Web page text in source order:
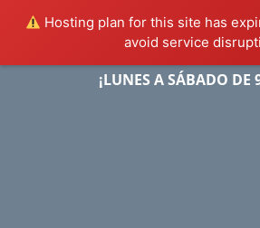
Hosting plan for this site has
avoid service
¡LUNES A SÁBADO